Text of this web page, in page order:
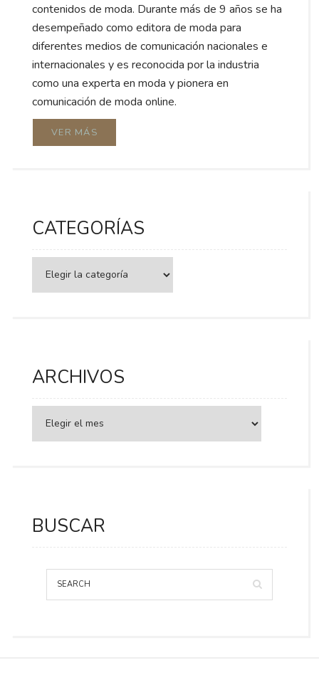
contenidos de moda. Durante más de 9 años se ha
desempeñado como editora de moda para
diferentes medios de comunicación nacionales e
internacionales y es reconocida por la industria
como una experta en moda y pionera en
comunicación de moda online.
VER MÁS
CATEGORÍAS
ARCHIVOS
BUSCAR